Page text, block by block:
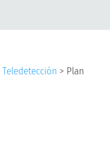
> Plan